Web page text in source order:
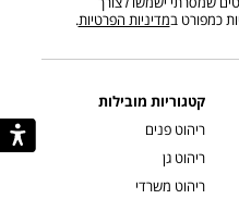
כמפורט במדיניות הפרטיות.
קטגוריות מובילות
ריהוט פנים
ריהוט גן
ריהוט משרדי